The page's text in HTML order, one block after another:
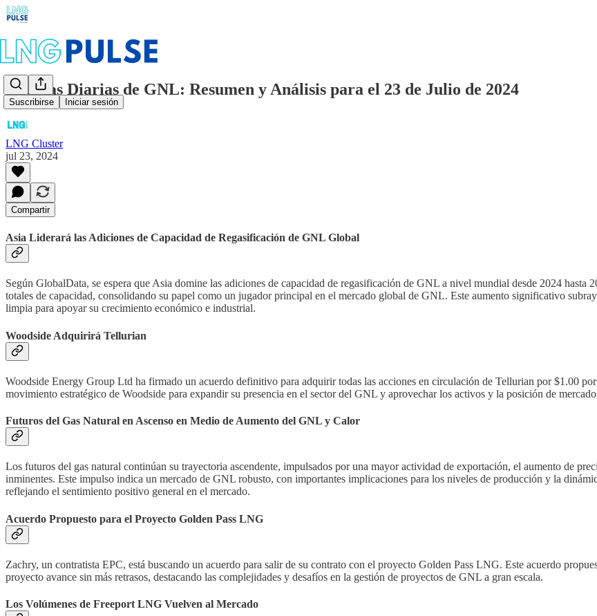
Suscribirse Iniciar sesión
Noticias Diarias de GNL: Resumen y Análisis para el 23 de Julio de 2024
LNG Cluster
jul 23, 2024
Compartir
Asia Liderará las Adiciones de Capacidad de Regasificación de GNL Global
Según GlobalData, se espera que Asia domine las adiciones de capacidad de regasificación de GNL a nivel mundial desde 2024
totales de capacidad, consolidando su papel como un jugador principal en el mercado global de GNL. Este aumento significativo
limpia para apoyar su crecimiento económico e industrial.
Woodside Adquirirá Tellurian
Woodside Energy Group Ltd ha firmado un acuerdo definitivo para adquirir todas las acciones en circulación de Tellurian por $1.00
movimiento estratégico de Woodside para expandir su presencia en el sector del GNL y aprovechar los activos y la posición de
Futuros del Gas Natural en Ascenso en Medio de Aumento del GNL y Calor
Los futuros del gas natural continúan su trayectoria ascendente, impulsados por una mayor actividad de exportación, el aumento de
inminentes. Este impulso indica un mercado de GNL robusto, con importantes implicaciones para los niveles de producción y la
reflejando el sentimiento positivo general en el mercado.
Acuerdo Propuesto para el Proyecto Golden Pass LNG
Zachry, un contratista EPC, está buscando un acuerdo para salir de su contrato con el proyecto Golden Pass LNG. Este acuerdo
proyecto avance sin más retrasos, destacando las complejidades y desafíos en la gestión de proyectos de GNL a gran escala.
Los Volúmenes de Freeport LNG Vuelven al Mercado